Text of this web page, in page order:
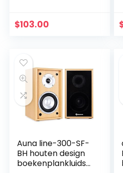
Stereoluidsprekers
$103.00
Auna line-300-SF-
BH houten design
boekenplankluidsp